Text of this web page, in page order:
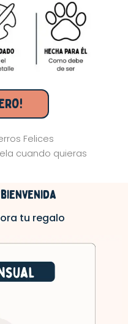
Felices
cuando quieras
tu regalo